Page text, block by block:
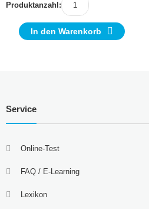
Produktanzahl:
In den Warenkorb
Service
Online-Test
FAQ / E-Learning
Lexikon